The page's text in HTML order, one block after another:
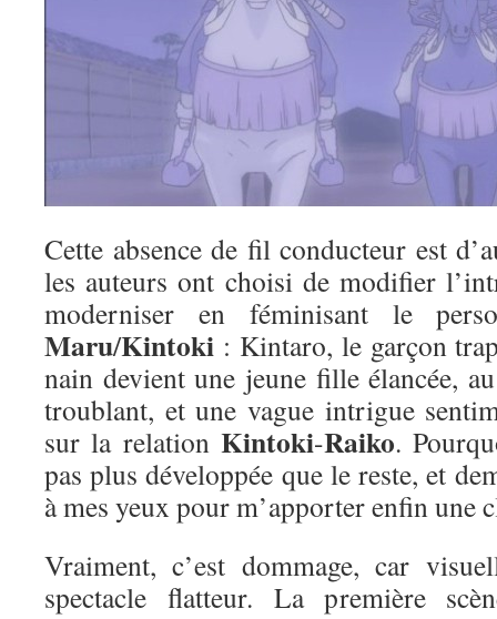
Cette absence de fil conducteur est
les auteurs ont choisi de modifier
moderniser en féminisant le
Maru/Kintoki : Kintaro, le garçon
nain devient une jeune fille élancée,
troublant, et une vague intrigue
sur la relation Kintoki-Raiko.
pas plus développée que le reste, et
à mes yeux pour m’apporter enfin une
Vraiment, c’est dommage, car
spectacle flatteur. La première